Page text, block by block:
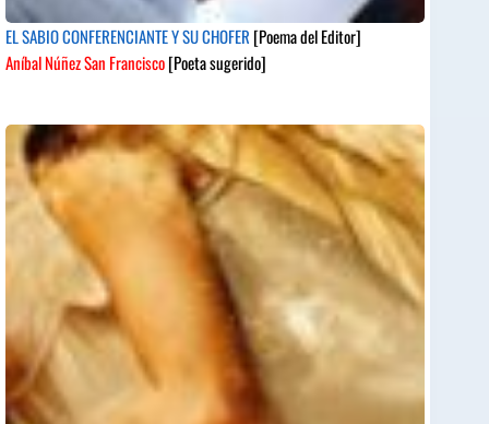
EL SABIO CONFERENCIANTE Y SU CHOFER [Poema del Editor]
Aníbal Núñez San Francisco[Poeta sugerido]